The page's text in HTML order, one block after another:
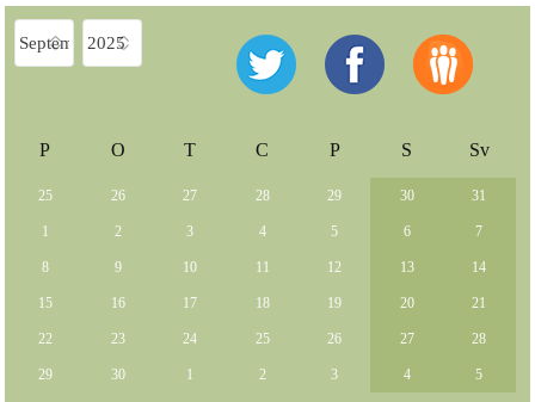
P O T C P S Sv
25 26 27 28 29 30 31
1 2 3 4 5 6 7
8 9 10 11 12 13 14
15 16 17 18 19 20 21
22 23 24 25 26 27 28
29 30 1 2 3 4 5